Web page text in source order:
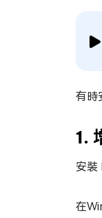
有時
1.
安裝
在